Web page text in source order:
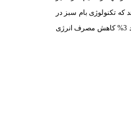
تکنولوژی بام سبز در
اقلیم گرمسیر بندرعباس بهترین عملکرد را دارد و حدود 8% مصرف انرژی سالانه را کاهش می دهد. این در حالی است که بام سبز در شرایط اقلیم تهران حدود 7% و در تبریز حدود 3% کاهش مصرف انرژی